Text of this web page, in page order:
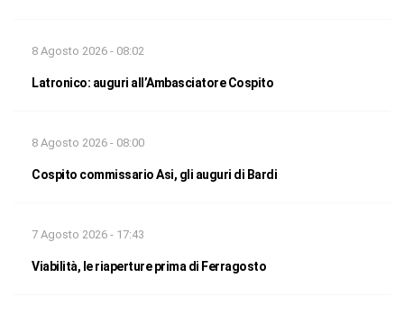
8 Agosto 2026 - 08:02
Latronico: auguri all’Ambasciatore Cospito
8 Agosto 2026 - 08:00
Cospito commissario Asi, gli auguri di Bardi
7 Agosto 2026 - 17:43
Viabilità, le riaperture prima di Ferragosto